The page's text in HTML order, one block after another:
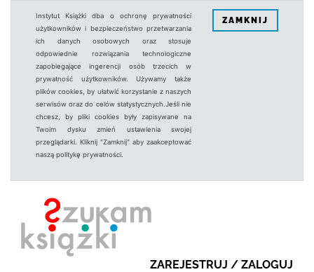
Instytut Książki dba o ochronę prywatności
użytkowników i bezpieczeństwo przetwarzania
ich danych osobowych oraz stosuje
odpowiednie rozwiązania technologiczne
zapobiegające ingerencji osób trzecich w
prywatność użytkowników. Używamy także
plików cookies, by ułatwić korzystanie z naszych
serwisów oraz do celów statystycznych.Jeśli nie
chcesz, by pliki cookies były zapisywane na
Twoim dysku zmień ustawienia swojej
przeglądarki. Kliknij "Zamknij" aby zaakceptować
naszą politykę prywatności.
ZAMKNIJ
ZAREJESTRUJ / ZALOGUJ